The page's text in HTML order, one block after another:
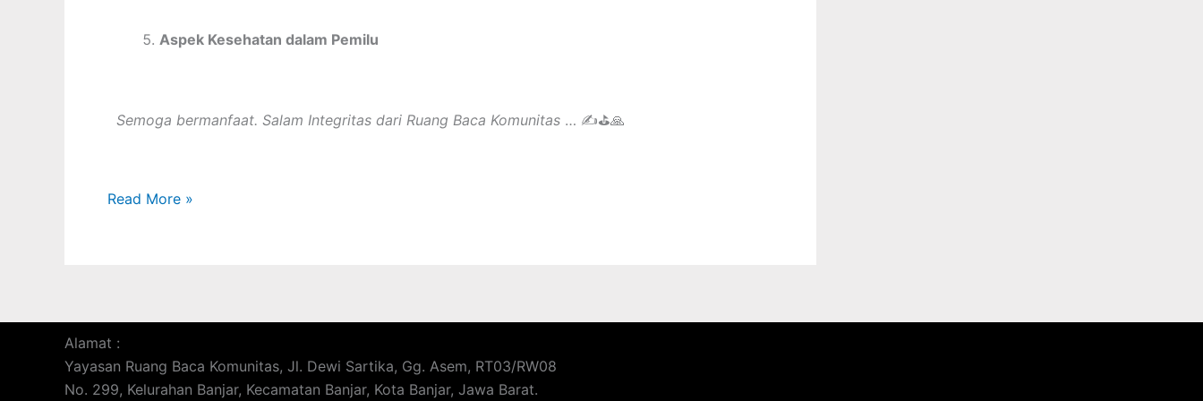
Aspek Kesehatan dalam Pemilu
Semoga bermanfaat. Salam Integritas dari Ruang Baca Komunitas … ✍⛳🙏
Read More »
Alamat :
Yayasan Ruang Baca Komunitas, Jl. Dewi Sartika, Gg. Asem, RT03/RW08
No. 299, Kelurahan Banjar, Kecamatan Banjar, Kota Banjar, Jawa Barat.